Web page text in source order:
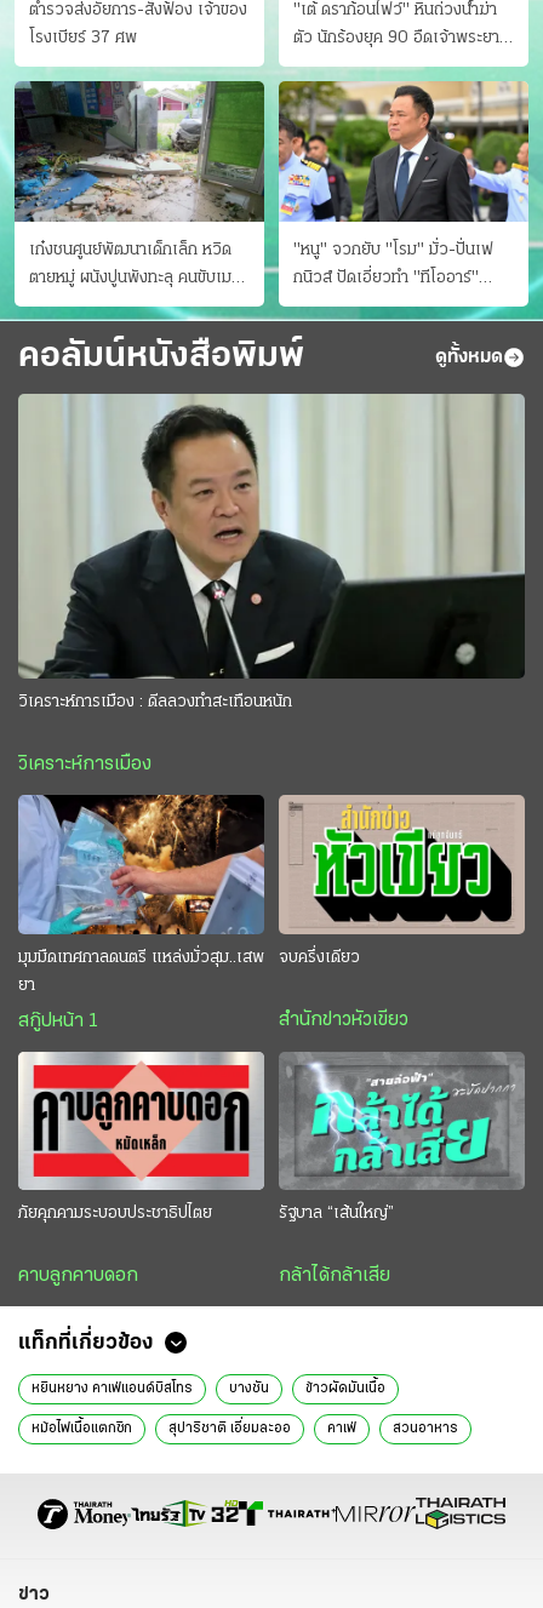
ตำรวจส่งอัยการ-สั่งฟ้อง เจ้าของ
โรงเบียร์ 37 ศพ
"เต้ ดราก้อนไฟว์" หินถ่วงน้ำฆ่า
ตัว นักร้องยุค 90 อืดเจ้าพระยา
แฟนหาตัววุ่น เครียดธุรกิจ!
เก๋งชนศูนย์พัฒนาเด็กเล็ก หวิด
ตายหมู่ ผนังปูนพังทะลุ คนขับเมา
ยา
"หนู" จวกยับ "โรม" มั่ว-ปั่นเฟ
กนิวส์ ปัดเอี่ยวทํา "ทีโออาร์"
ต้นทางโกงสอบฉาว
คอลัมน์หนังสือพิมพ์ ดูทั้งหมด
วิเคราะห์การเมือง : ดีลลวงทำสะเทือนหนัก
วิเคราะห์การเมือง
มุมมืดเทศกาลดนตรี แหล่งมั่วสุม..เสพ
ยา
สกู๊ปหน้า 1
จบครึ่งเดียว
สำนักข่าวหัวเขียว
ภัยคุกคามระบอบประชาธิปไตย
คาบลูกคาบดอก
รัฐบาล “เส้นใหญ่”
กล้าได้กล้าเสีย
แท็กที่เกี่ยวข้อง
หยินหยาง คาเฟ่แอนด์บิสโทร บางชัน ข้าวผัดมันเนื้อ
หม้อไฟเนื้อแตกซิก สุปาริชาติ เอี่ยมละออ คาเฟ่ สวนอาหาร
ข่าว